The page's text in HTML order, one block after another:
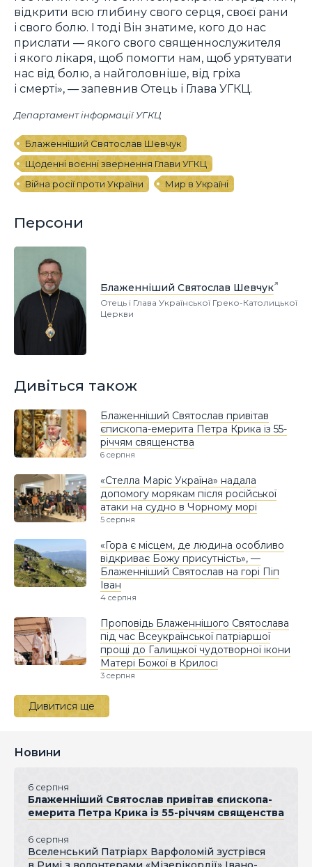
відкрити всю глибину свого серця, своєї рани
і свого болю. І тоді Він знатиме, кого до нас
прислати — якого свого священнослужителя
і якого лікаря, щоб помогти нам, щоб урятувати
нас від болю, а найголовніше, від гріха
і смерті», — запевнив Отець і Глава УГКЦ.
Департамент інформації УГКЦ
Блаженніший Святослав Шевчук
Щоденні воєнні звернення Глави УГКЦ
Війна росії проти України
Мир в Україні
Персони
Блаженніший Святослав Шевчук
Отець і Глава Української Греко-Католицької
Церкви
Дивіться також
Блаженніший Святослав привітав
єпископа-емерита Петра Крика із 55-
річчям священства
6 серпня
«Стелла Маріс Україна» надала
допомогу морякам після російської
атаки на судно в Чорному морі
5 серпня
«Гора є місцем, де людина особливо
відкриває Божу присутність», —
Блаженніший Святослав на горі Піп
Іван
4 серпня
Проповідь Блаженнішого Святослава
під час Всеукраїнської патріаршої
прощі до Галицької чудотворної ікони
Матері Божої в Крилосі
3 серпня
Дивитися ще
Новини
6 серпня
Блаженніший Святослав привітав єпископа-
емерита Петра Крика із 55-річчям священства
6 серпня
Вселенський Патріарх Варфоломій зустрівся